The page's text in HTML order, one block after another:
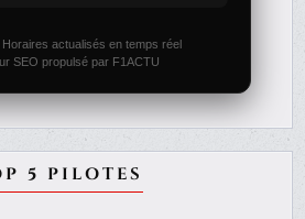
actualisés en temps réel
SEO propulsé par F1ACTU
5 PILOTES